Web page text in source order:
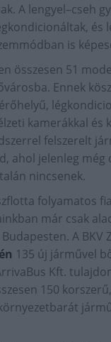
A lengyel–cseh
és
is
összesen 51
Ennek
kamerákkal és
felszerelt
ahol jelenleg még
nincsenek.
folyamatos
már csak
A BKV
135 új járművel
Kft.
150